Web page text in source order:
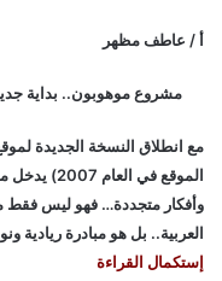
أ / عاطف مظهر
مشروع موهوبون.. بداية
مع انطلاق النسخة الجديدة
الموقع في
وأفكار متجددة… فهو ليس فقط
العربية.. بل هو مبادرة
إستكمال القراءة